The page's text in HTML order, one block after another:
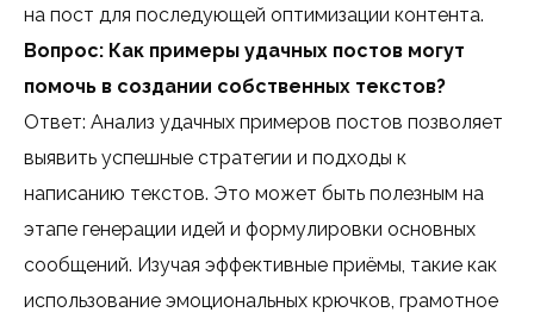
на пост для последующей оптимизации контента.
Вопрос: Как примеры удачных постов могут
помочь в создании собственных текстов?
Ответ: Анализ удачных примеров постов позволяет
выявить успешные стратегии и подходы к
написанию текстов. Это может быть полезным на
этапе генерации идей и формулировки основных
сообщений. Изучая эффективные приёмы, такие как
использование эмоциональных крючков, грамотное